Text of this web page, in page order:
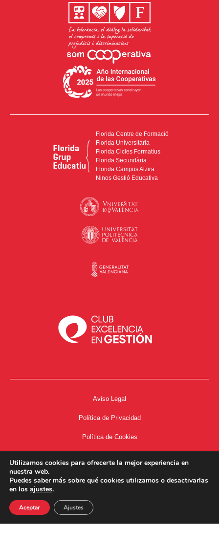
Florida Centre de Formació
Florida Universitària
Florida Cicles Formatius
Florida Secundària
Florida Campus Alzira
Ninos Gestió Educativa
Aviso Legal
Política de Privacidad
Política de Cookies
34667504662
Utilizamos cookies para ofrecerte la mejor experiencia en
nuestra web.
Puedes saber más sobre qué cookies utilizamos o desactivarlas
en los ajustes.
Aceptar Ajustes